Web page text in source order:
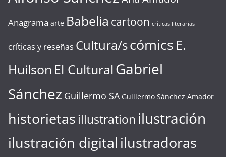
Anagrama arte Babelia cartoon críticas literarias
críticas y reseñas Cultura/scómics E.
Huilson El CulturalGabriel
Sánchez Guillermo SA Guillermo Sánchez Amador
historietasillustration ilustración
ilustración digital ilustradoras